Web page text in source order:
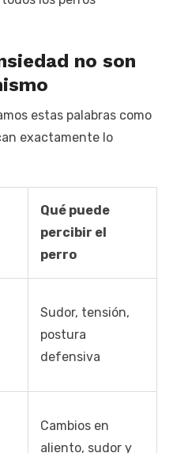
no son
estas palabras como
exactamente lo
Qué puede
percibir el
perro
Sudor, tensión,
postura
defensiva
Cambios en
aliento, sudor y